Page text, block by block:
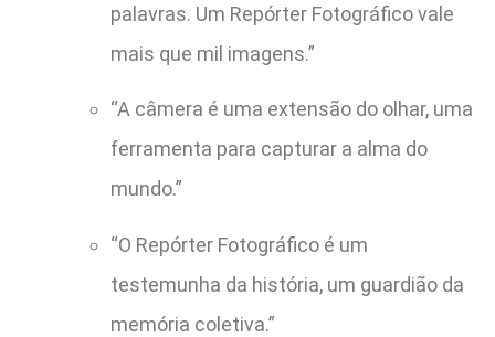
palavras. Um Repórter Fotográfico vale
mais que mil imagens.”
“A câmera é uma extensão do olhar, uma
ferramenta para capturar a alma do
mundo.”
“O Repórter Fotográfico é um
testemunha da história, um guardião da
memória coletiva.”